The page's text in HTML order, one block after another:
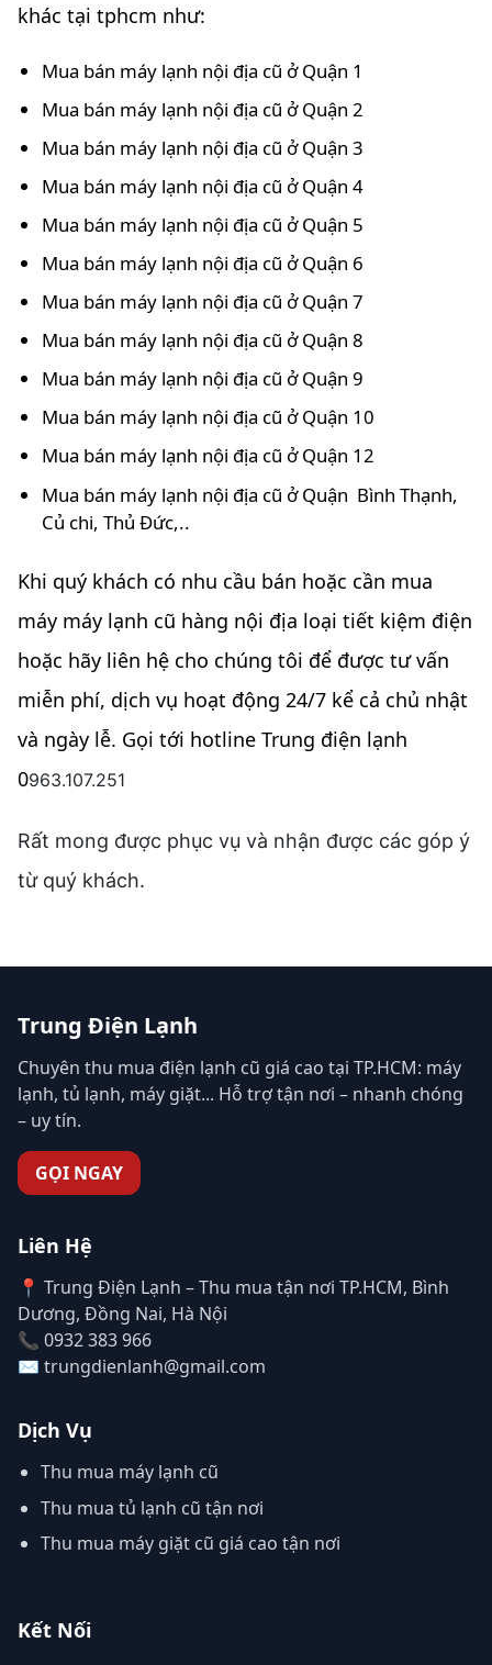
khác tại tphcm như:
Mua bán máy lạnh nội địa cũ ở Quận 1
Mua bán máy lạnh nội địa cũ ở Quận 2
Mua bán máy lạnh nội địa cũ ở Quận 3
Mua bán máy lạnh nội địa cũ ở Quận 4
Mua bán máy lạnh nội địa cũ ở Quận 5
Mua bán máy lạnh nội địa cũ ở Quận 6
Mua bán máy lạnh nội địa cũ ở Quận 7
Mua bán máy lạnh nội địa cũ ở Quận 8
Mua bán máy lạnh nội địa cũ ở Quận 9
Mua bán máy lạnh nội địa cũ ở Quận 10
Mua bán máy lạnh nội địa cũ ở Quận 12
Mua bán máy lạnh nội địa cũ ở Quận Bình Thạnh,
Củ chi, Thủ Đức,..
Khi quý khách có nhu cầu bán hoặc cần mua
máy máy lạnh cũ hàng nội địa loại tiết kiệm điện
hoặc hãy liên hệ cho chúng tôi để được tư vấn
miễn phí, dịch vụ hoạt động 24/7 kể cả chủ nhật
và ngày lễ. Gọi tới hotline Trung điện lạnh
0963.107.251
Rất mong được phục vụ và nhận được các góp ý
từ quý khách.
Trung Điện Lạnh
Chuyên thu mua điện lạnh cũ giá cao tại TP.HCM: máy
lạnh, tủ lạnh, máy giặt... Hỗ trợ tận nơi – nhanh chóng
– uy tín.
GỌI NGAY
Liên Hệ
📍 Trung Điện Lạnh – Thu mua tận nơi TP.HCM, Bình
Dương, Đồng Nai, Hà Nội
📞 0932 383 966
✉️ trungdienlanh@gmail.com
Dịch Vụ
Thu mua máy lạnh cũ
Thu mua tủ lạnh cũ tận nơi
Thu mua máy giặt cũ giá cao tận nơi
Kết Nối